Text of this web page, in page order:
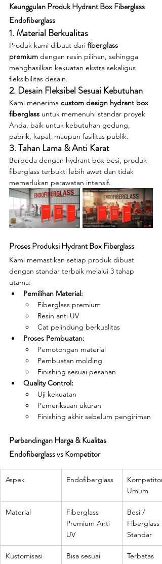
Keunggulan Produk Hydrant Box Fiberglass
Endofiberglass
1. Material Berkualitas
Produk kami dibuat dari fiberglass
premium dengan resin pilihan, sehingga
menghasilkan kekuatan ekstra sekaligus
fleksibilitas desain.
2. Desain Fleksibel Sesuai Kebutuhan
Kami menerima custom design hydrant box
fiberglass untuk memenuhi standar proyek
Anda, baik untuk kebutuhan gedung,
pabrik, kapal, maupun fasilitas publik.
3. Tahan Lama & Anti Karat
Berbeda dengan hydrant box besi, produk
fiberglass terbukti lebih awet dan tidak
memerlukan perawatan intensif.
Proses Produksi Hydrant Box Fiberglass
Kami memastikan setiap produk dibuat
dengan standar terbaik melalui 3 tahap
utama:
Pemilihan Material:
Fiberglass premium
Resin anti UV
Cat pelindung berkualitas
Proses Pembuatan:
Pemotongan material
Pembuatan molding
Finishing sesuai pesanan
Quality Control:
Uji kekuatan
Pemeriksaan ukuran
Finishing akhir sebelum pengiriman
Perbandingan Harga & Kualitas
Endofiberglass vs Kompetitor
Aspek Endofiberglass
Kompetitor
Umum
Material
Fiberglass
Premium Anti
UV
Besi /
Fiberglass
Standar
Kustomisasi
Bisa sesuai
Terbatas